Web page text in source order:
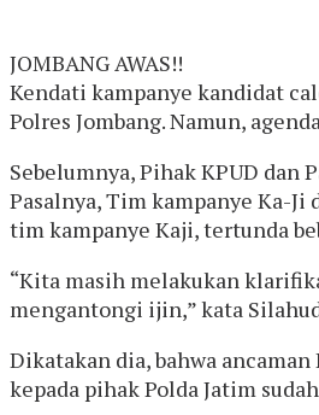
JOMBANG AWAS!!
Kendati kampanye kandidat
Polres Jombang. Namun,
Sebelumnya, Pihak KPUD dan
Pasalnya, Tim kampanye Ka-
tim kampanye Kaji, tertunda
“Kita masih melakukan
mengantongi ijin,” kata
Dikatakan dia, bahwa
kepada pihak Polda Jatim